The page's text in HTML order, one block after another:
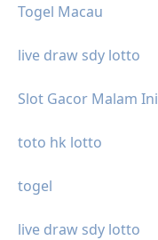
Togel Macau
live draw sdy lotto
Slot Gacor Malam Ini
toto hk lotto
togel
live draw sdy lotto